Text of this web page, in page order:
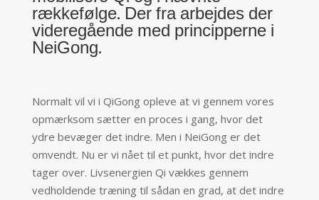
rækkefølge. Der fra arbejdes der
videregående med principperne i
NeiGong.
Normalt vil vi i QiGong opleve at vi gennem vores
opmærksom sætter en proces i gang, hvor det
ydre bevæger det indre. Men i NeiGong er det
omvendt. Nu er vi nået til et punkt, hvor det indre
tager over. Livsenergien Qi vækkes gennem
vedholdende træning til sådan en grad, at det indre